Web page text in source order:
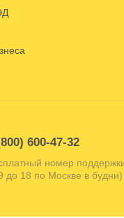
600-47-32
номер
до 18 по Москве в будни)